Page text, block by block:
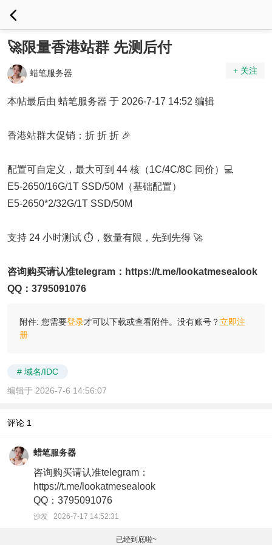
🚀限量香港站群 先测后付
蜡笔服务器 + 关注
本帖最后由 蜡笔服务器 于 2026-7-17 14:52 编辑
香港站群大促销：折 折 折 🎉
配置可自定义，最大可到 44 核（1C/4C/8C 同价）💻
E5-2650/16G/1T SSD/50M（基础配置）
E5-2650*2/32G/1T SSD/50M
支持 24 小时测试 ⏱️，数量有限，先到先得 🚀
咨询购买请认准telegram： https://t.me/lookatmesealook
QQ：3795091076
附件: 您需要登录才可以下载或查看附件。没有账号？ 立即注
册
# 域名/IDC
编辑于 2026-7-6 14:56:07
评论 1
蜡笔服务器
咨询购买请认准telegram：
https://t.me/lookatmesealook
QQ：3795091076
沙发 2026-7-17 14:52:31
已经到底啦~